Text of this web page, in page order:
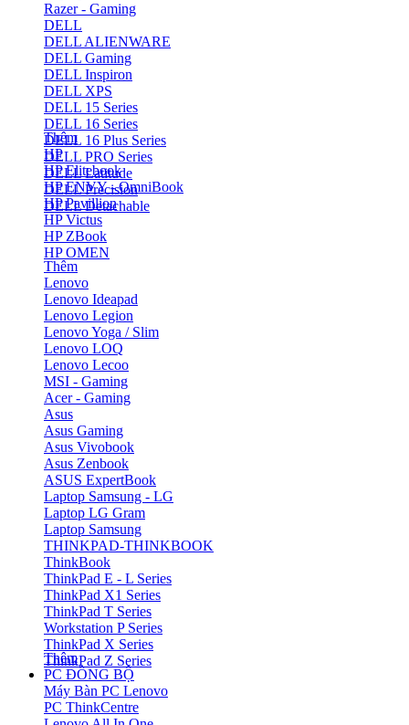
Razer - Gaming
DELL
DELL ALIENWARE
DELL Gaming
DELL Inspiron
DELL XPS
DELL 15 Series
DELL 16 Series
DELL 16 Plus Series
DELL PRO Series
DELL Latitude
DELL Precision
DELL Detachable
Thêm
HP
HP Elitebook
HP ENVY - OmniBook
HP Pavillion
HP Victus
HP ZBook
HP OMEN
Thêm
Lenovo
Lenovo Ideapad
Lenovo Legion
Lenovo Yoga / Slim
Lenovo LOQ
Lenovo Lecoo
MSI - Gaming
Acer - Gaming
Asus
Asus Gaming
Asus Vivobook
Asus Zenbook
ASUS ExpertBook
Laptop Samsung - LG
Laptop LG Gram
Laptop Samsung
THINKPAD-THINKBOOK
ThinkBook
ThinkPad E - L Series
ThinkPad X1 Series
ThinkPad T Series
Workstation P Series
ThinkPad X Series
ThinkPad Z Series
Thêm
PC ĐỒNG BỘ
Máy Bàn PC Lenovo
PC ThinkCentre